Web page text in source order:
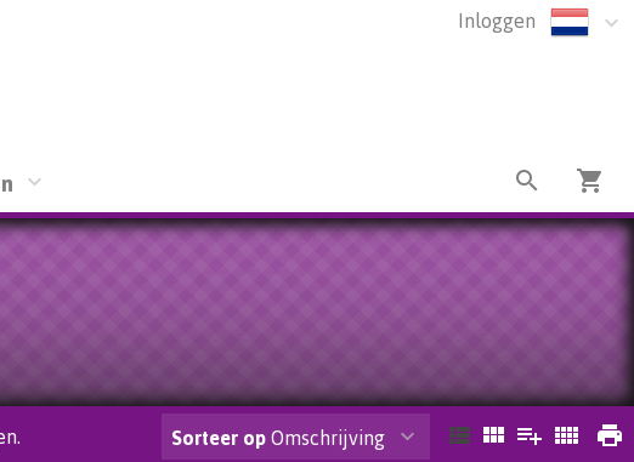
Inloggen
Sorteer op Omschrijving